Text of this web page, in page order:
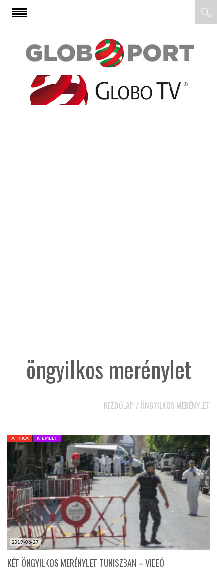
FŐOLDAL
AFRIKA
HÍR3D
TROPICALMAGAZIN
GLOBOTV
AFRIKA TUDÁSTÁR
A NAP SZÉPE
öngyilkos merénylet
KEZDŐLAP / ÖNGYILKOS MERÉNYLET
2019-06-27
AFRIKA KIEMELT
KÉT ÖNGYILKOS MERÉNYLET TUNISZBAN – VIDEÓ